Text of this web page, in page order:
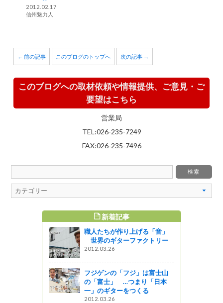
2012.02.17
信州魅力人
← 前の記事 このブログのトップへ 次の記事 →
このブログへの取材依頼や情報提供、ご意見・ご
要望はこちら
営業局
TEL:026-235-7249
FAX:026-235-7496
新着記事
職人たちが作り上げる「音」
世界のギターファクトリー
2012.03.26
フジゲンの「フジ」は富士山
の「富士」 …つまり「日本
一」のギターをつくる
2012.03.26